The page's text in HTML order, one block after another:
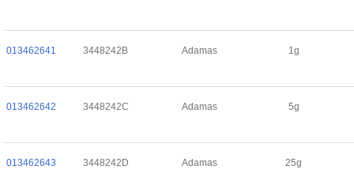
013462641 3448242B Adamas 1g
013462642 3448242C Adamas 5g
013462643 3448242D Adamas 25g